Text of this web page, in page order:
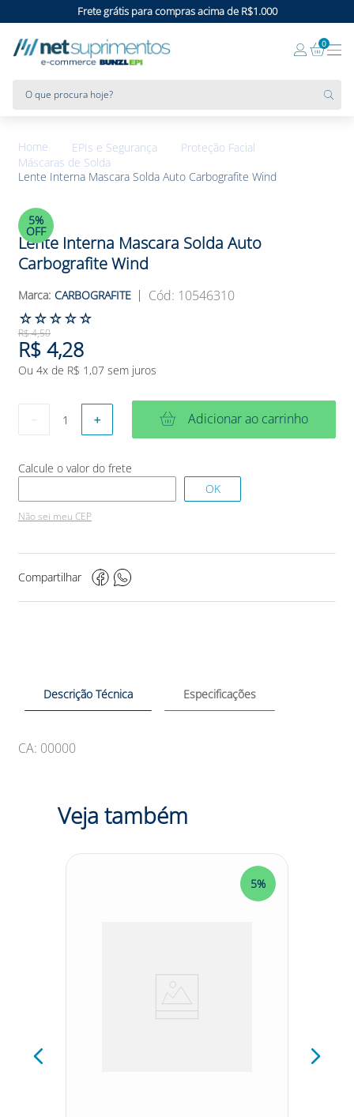
Frete grátis para compras acima de R$1.000
0
EPIs e Segurança
Proteção Facial
Máscaras de Solda
Lente Interna Mascara Solda Auto Carbografite Wind
5%
OFF
Lente Interna Mascara Solda Auto
Carbografite Wind
CARBOGRAFITE : 10546310
☆☆☆☆☆
R$4,50
R$ 4,28
Ou 4x de R$ 1 ,07 sem juros
＋ Adicionar ao carrinho
Não sei meu CEP
Compartilhar
Descrição Técnica Especificações
CA: 00000
Veja também
5%